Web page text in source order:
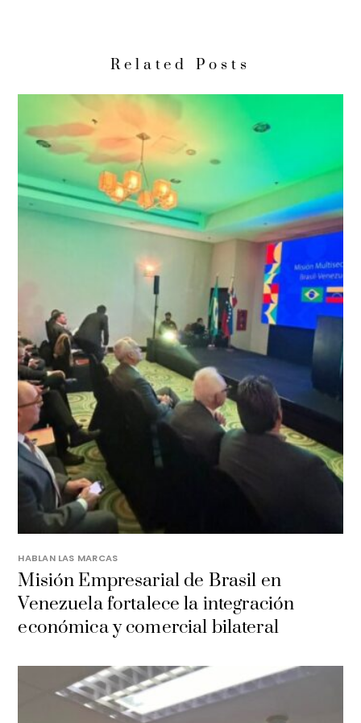
Related Posts
HABLAN LAS MARCAS
Misión Empresarial de Brasil en
Venezuela fortalece la integración
económica y comercial bilateral